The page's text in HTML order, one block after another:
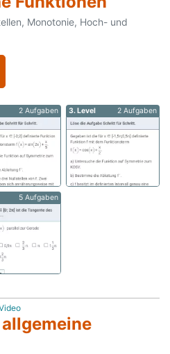
Monotonie, Hoch- und
2 Aufgaben 3. Level 2 Aufgaben
5 Aufgaben